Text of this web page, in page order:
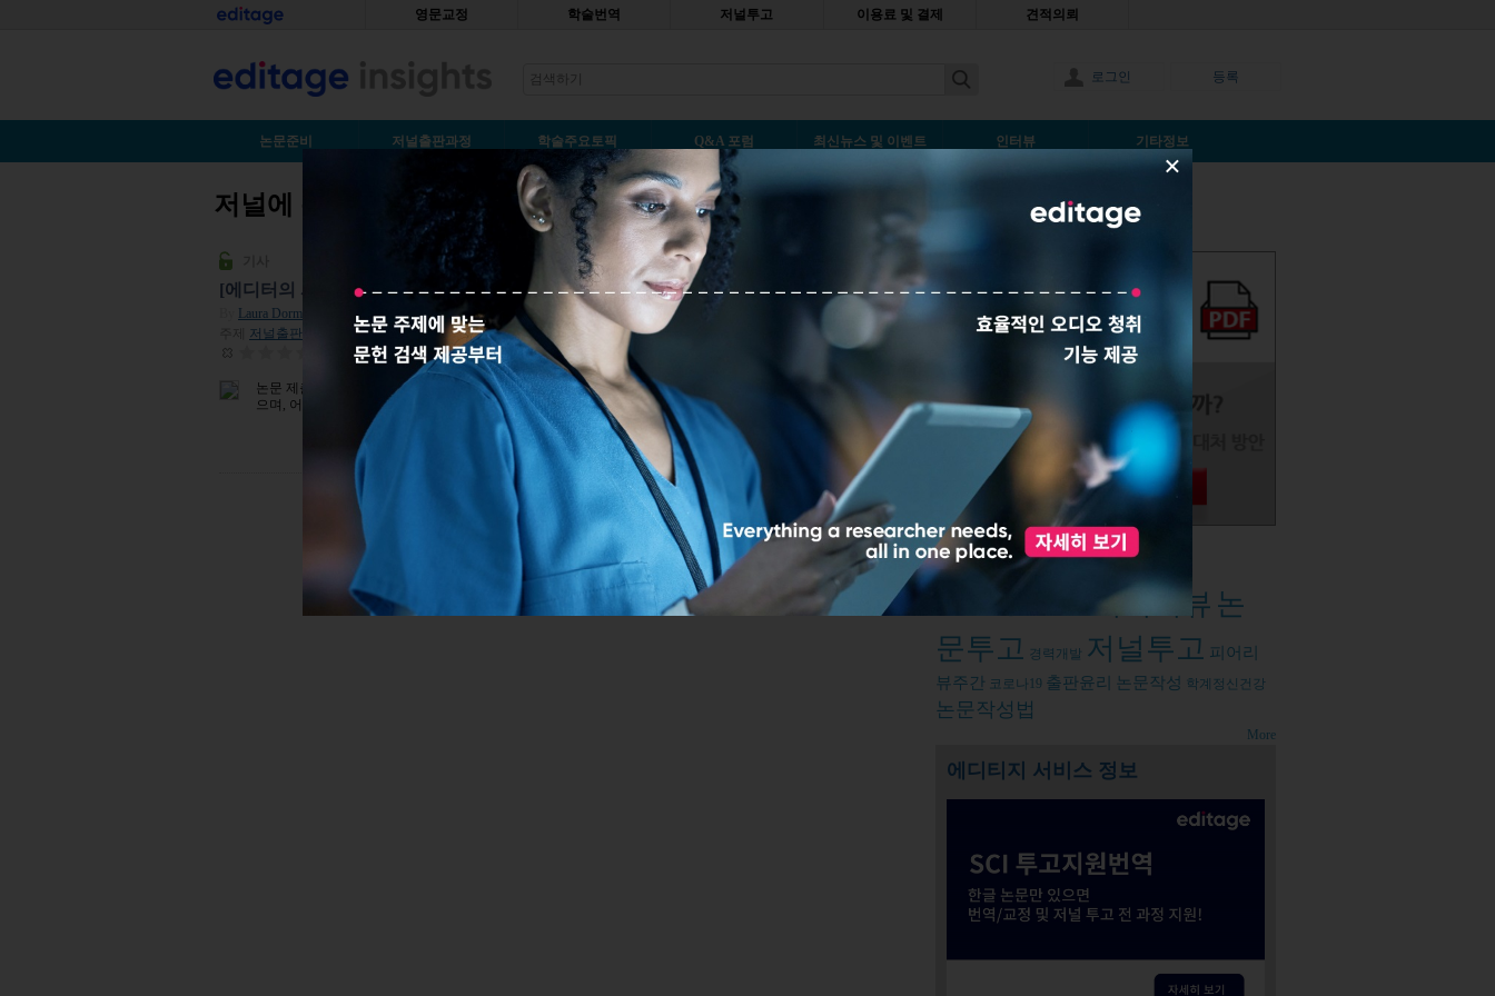
홈 영문교정 학술번역 저널투고 이용료 및 결제 견적의뢰
로그인 등록
논문준비 저널출판과정 학술주요토픽 Q&A 포럼 최신뉴스 및 이벤트 인터뷰 기타정보
You are here
저널에 논문 투고하기
[에디터의 시선] 저널에서는 무엇을 원할까? 저널 선택 시 주요 고려 사항
Laura Dormer | 2025년 04월 18일
덧글남기기
저널출판전략 | 조회수 534
평점:0
논문 제출 준비는 어떻게 하는지 알아봅니다. 저널에 논문을 투고할 때 따라야 하는 저널 가이드라인은 무엇이 있
으며, 어떻게 해야 성공적으로 투고할 수 있는지 알아봅니다.
Related tags
피어리뷰 논
문투고
경력개발 저널투고 피어리
뷰주간 코로나19 출판윤리 논문작성 학계정신건강
논문작성법
More
에디티지 서비스 정보
×